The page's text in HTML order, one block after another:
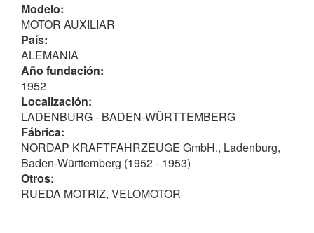
Modelo:
MOTOR AUXILIAR
País:
ALEMANIA
Año fundación:
1952
Localización:
LADENBURG - BADEN-WÜRTTEMBERG
Fábrica:
NORDAP KRAFTFAHRZEUGE GmbH., Ladenburg,
Baden-Württemberg (1952 - 1953)
Otros:
RUEDA MOTRIZ, VELOMOTOR